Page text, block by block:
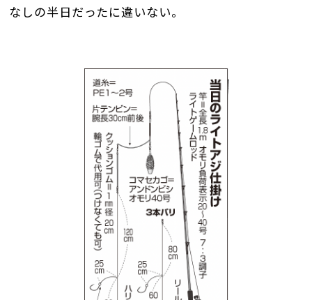
なしの半日だったに違いない。